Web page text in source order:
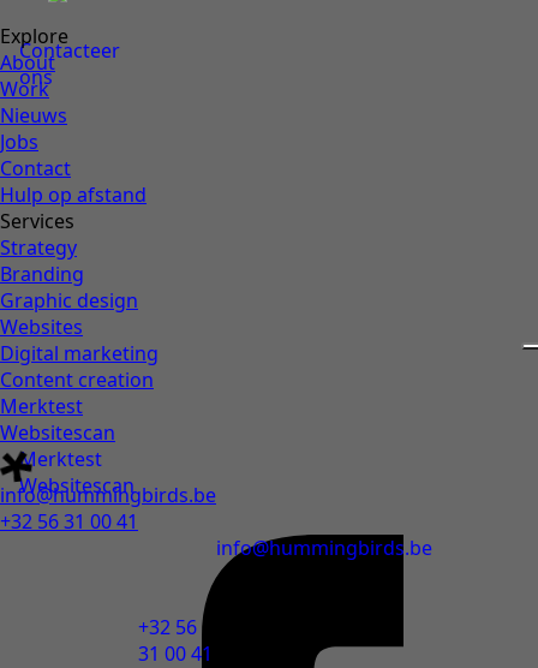
Contacteer
ons
Explore
About
Work
Nieuws
Jobs
Contact
Hulp op afstand
Services
Strategy
Branding
Graphic design
Websites
Digital marketing
Content creation
Merktest
Merktest
Websitescan
Websitescan
info@hummingbirds.be
info@hummingbirds.be
+32 56 31 00 41
+32 56
31 00 41